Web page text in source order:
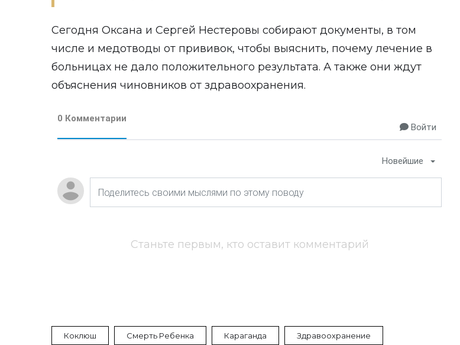
Сегодня Оксана и Сергей Нестеровы собирают документы, в том
числе и медотводы от прививок, чтобы выяснить, почему лечение в
больницах не дало положительного результата. А также они ждут
объяснения чиновников от здравоохранения.
0 Комментарии
Войти
Новейшие
Станьте первым, кто оставит комментарий
Коклюш Смерть Ребенка Караганда Здравоохранение